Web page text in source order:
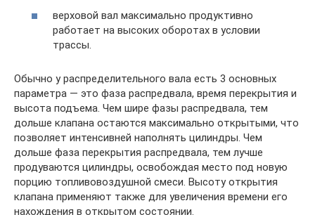
верховой вал максимально продуктивно
работает на высоких оборотах в условии
трассы.
Обычно у распределительного вала есть 3 основных
параметра — это фаза распредвала, время перекрытия и
высота подъема. Чем шире фазы распредвала, тем
дольше клапана остаются максимально открытыми, что
позволяет интенсивней наполнять цилиндры. Чем
дольше фаза перекрытия распредвала, тем лучше
продуваются цилиндры, освобождая место под новую
порцию топливовоздушной смеси. Высоту открытия
клапана применяют также для увеличения времени его
нахождения в открытом состоянии.